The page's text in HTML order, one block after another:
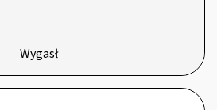
Wygasł